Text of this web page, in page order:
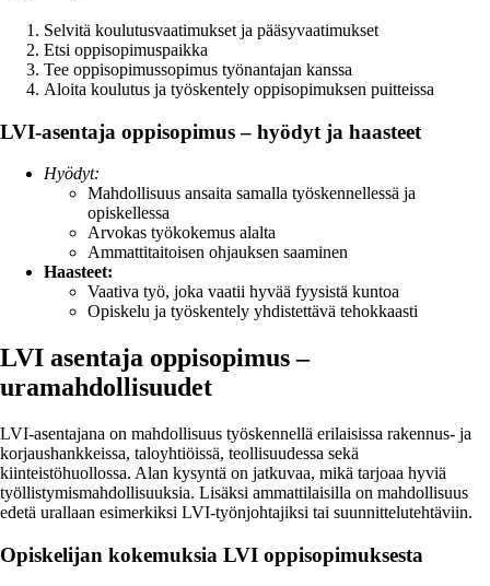
Selvitä koulutusvaatimukset ja pääsyvaatimukset
Etsi oppisopimuspaikka
Tee oppisopimussopimus työnantajan kanssa
Aloita koulutus ja työskentely oppisopimuksen puitteissa
LVI-asentaja oppisopimus – hyödyt ja haasteet
Hyödyt:
Mahdollisuus ansaita samalla työskennellessä ja
opiskellessa
Arvokas työkokemus alalta
Ammattitaitoisen ohjauksen saaminen
Haasteet:
Vaativa työ, joka vaatii hyvää fyysistä kuntoa
Opiskelu ja työskentely yhdistettävä tehokkaasti
LVI asentaja oppisopimus –
uramahdollisuudet
LVI-asentajana on mahdollisuus työskennellä erilaisissa rakennus- ja
korjaushankkeissa, taloyhtiöissä, teollisuudessa sekä
kiinteistöhuollossa. Alan kysyntä on jatkuvaa, mikä tarjoaa hyviä
työllistymismahdollisuuksia. Lisäksi ammattilaisilla on mahdollisuus
edetä urallaan esimerkiksi LVI-työnjohtajiksi tai suunnittelutehtäviin.
Opiskelijan kokemuksia LVI oppisopimuksesta